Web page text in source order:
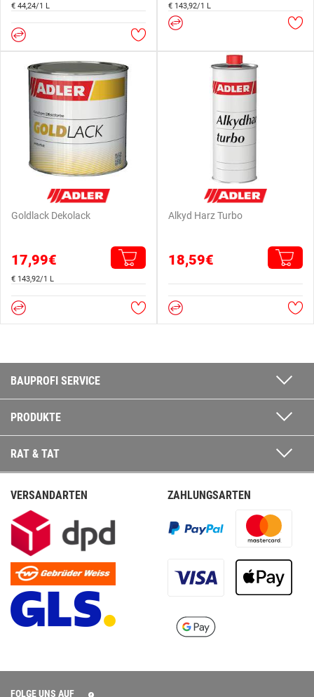
€ 44,24/1 L € 143,92/1 L
Goldlack Dekolack
17,99€
€ 143,92/1 L
Alkyd Harz Turbo
18,59€
BAUPROFI SERVICE
PRODUKTE
RAT & TAT
VERSANDARTEN ZAHLUNGSARTEN
FOLGE UNS AUF